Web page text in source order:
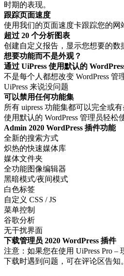
时期的表现。
跟踪页面速度
使用我们的页面速度卡跟踪您的网
超过 20 个分析图表
创建自定义报告，显示您想要的数
想要功能而不是外观？
通过 UiPress 使用默认的
不是每个人都想改变 WordPress 管
UiPress 来说没问题
可以禁用任何功能集
所有 uipress 功能集都可以完全或
使用默认的 WordPress 管理员轻松
Admin 2020 WordPress 插件功能
全新的搜索方式
炽热的快速媒体库
媒体文件夹
全功能图像编辑器
黑暗模式/夜间模式
白色标签
自定义 CSS / JS
菜单控制
谷歌分析
无干扰界面
下载管理员 2020 WordPress 插件
注意：如果您在使用 UiPress Pro –
下载时遇到问题，可在评论区告知。